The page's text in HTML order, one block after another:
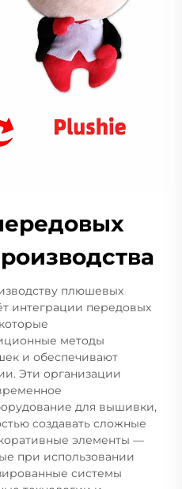
плюшевых
интеграции передовых
методы
и обеспечивают
Эти организации
для вышивки,
создавать сложные
элементы —
при использовании
системы